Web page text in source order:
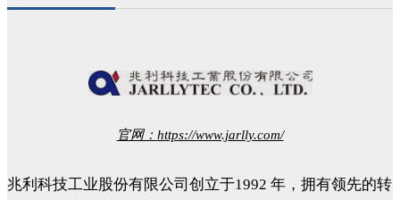
官网： https://www.jarlly.com/
兆利科技工业股份有限公司创立于1992 年，拥有领先的转